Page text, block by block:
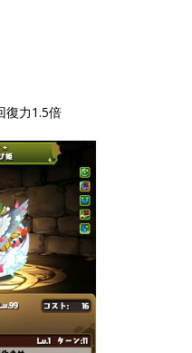
復力1.5倍